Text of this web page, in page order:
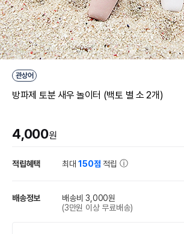
관상어
방파제 토분 새우 놀이터 (백토 별 소 2개)
4,000원
적립혜택 최대150점 적립
배송정보
배송비 3,000원
(3만원 이상 무료배송)